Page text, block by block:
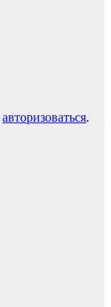
авторизоваться.